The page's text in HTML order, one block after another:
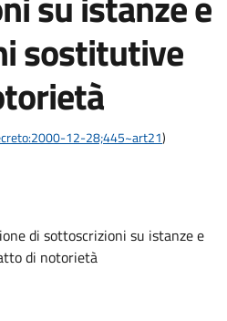
sostitutive
12-28;445~art21)
di sottoscrizioni su istanze e
di notorietà